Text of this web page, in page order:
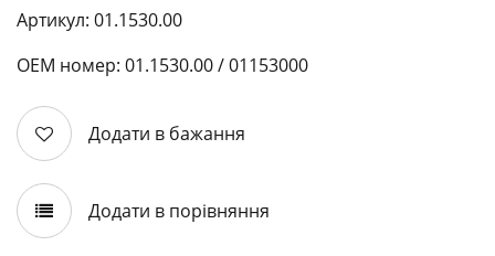
Артикул: 01.1530.00
ОЕМ номер: 01.1530.00 / 01153000
Додати в бажання
Додати в порівняння